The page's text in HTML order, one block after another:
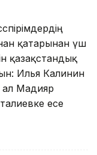
қатарынан үш
қазақстандық
Илья Калинин
Мадияр
есе